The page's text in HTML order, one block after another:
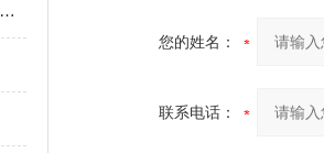
洁净厂房及层流设备高效过滤器检漏周期及频次
您的姓名：
联系电话：